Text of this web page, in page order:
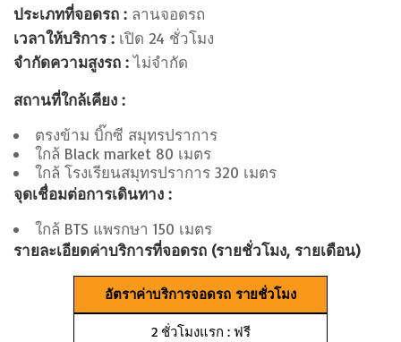
ประเภทที่จอดรถ : ลานจอดรถ
เวลาให้บริการ : เปิด 24 ชั่วโมง
จำกัดความสูงรถ :ไม่จำกัด
สถานที่ใกล้เคียง :
ตรงข้าม บิ๊กซี สมุทรปราการ
ใกล้ Black market 80 เมตร
ใกล้ โรงเรียนสมุทรปราการ 320 เมตร
จุดเชื่อมต่อการเดินทาง :
ใกล้ BTS แพรกษา 150 เมตร
รายละเอียดค่าบริการที่จอดรถ (รายชั่วโมง, รายเดือน)
อัตราค่าบริการจอดรถ รายชั่วโมง
2 ชั่วโมงแรก : ฟรี